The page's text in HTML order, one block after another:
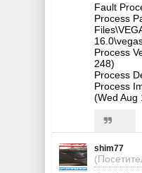
Fault
Process
Process
248)
Process
Process
(Wed Aug
shim77